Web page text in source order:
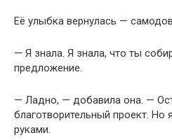
Её улыбка вернулась —
— Я знала. Я знала, что ты
предложение.
— Ладно, — добавила она. —
благотворительный проект. Но
руками.